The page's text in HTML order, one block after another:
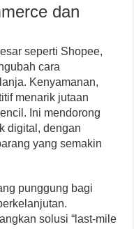
dan
seperti Shopee,
cara
Kenyamanan,
menarik jutaan
Ini mendorong
digital, dengan
yang semakin
punggung bagi
solusi “last-mile